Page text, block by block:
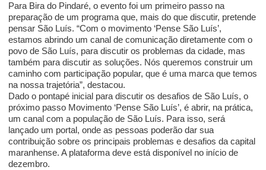
Para Bira do Pindaré, o evento foi um primeiro passo na
preparação de um programa que, mais do que discutir, pretende
pensar São Luís. “Com o movimento ‘Pense São Luís’,
estamos abrindo um canal de comunicação diretamente com o
povo de São Luís, para discutir os problemas da cidade, mas
também para discutir as soluções. Nós queremos construir um
caminho com participação popular, que é uma marca que temos
na nossa trajetória”, destacou.
Dado o pontapé inicial para discutir os desafios de São Luís, o
próximo passo Movimento ‘Pense São Luís’, é abrir, na prática,
um canal com a população de São Luís. Para isso, será
lançado um portal, onde as pessoas poderão dar sua
contribuição sobre os principais problemas e desafios da capital
maranhense. A plataforma deve está disponível no início de
dezembro.